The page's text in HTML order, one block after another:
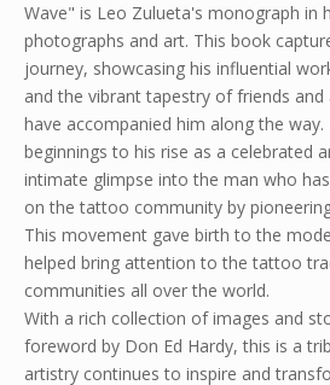
Wave" is Leo Zulueta's monograph in
photographs and art. This book
journey, showcasing his influential
and the vibrant tapestry of friends and
have accompanied him along the way.
beginnings to his rise as a celebrated
intimate glimpse into the man who
on the tattoo community by
This movement gave birth to the
helped bring attention to the tattoo
communities all over the world.
With a rich collection of images and
foreword by Don Ed Hardy, this is a
artistry continues to inspire and